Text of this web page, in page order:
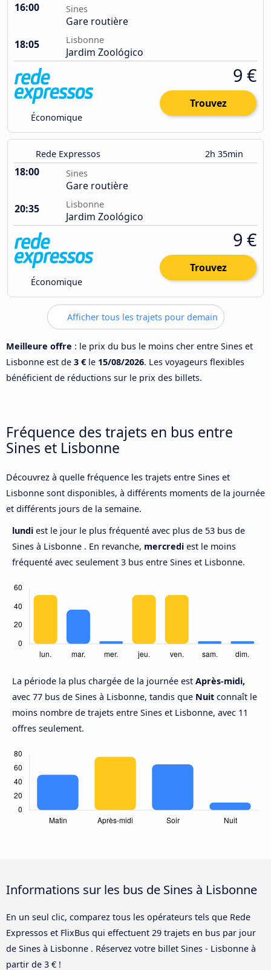
16:00 Sines
Gare routière
18:05
Lisbonne
Jardim Zoológico
Économique
9 €
Trouvez
Rede Expressos 2h 35min
18:00 Sines
Gare routière
20:35
Lisbonne
Jardim Zoológico
Économique
9 €
Trouvez
Afficher tous les trajets pour demain
Meilleure offre : le prix du bus le moins cher entre Sines et
Lisbonne est de 3 € le 15/08/2026. Les voyageurs flexibles
bénéficient de réductions sur le prix des billets.
Fréquence des trajets en bus entre
Sines et Lisbonne
Découvrez à quelle fréquence les trajets entre Sines et
Lisbonne sont disponibles, à différents moments de la journée
et différents jours de la semaine.
lundi est le jour le plus fréquenté avec plus de 53 bus de
Sines à Lisbonne . En revanche, mercredi est le moins
fréquenté avec seulement 3 bus entre Sines et Lisbonne.
La période la plus chargée de la journée est Après-midi,
avec 77 bus de Sines à Lisbonne, tandis que Nuit connaît le
moins nombre de trajets entre Sines et Lisbonne, avec 11
offres seulement.
Informations sur les bus de Sines à Lisbonne
En un seul clic, comparez tous les opérateurs tels que Rede
Expressos et FlixBus qui effectuent 29 trajets en bus par jour
de Sines à Lisbonne . Réservez votre billet Sines - Lisbonne à
partir de 3 € !